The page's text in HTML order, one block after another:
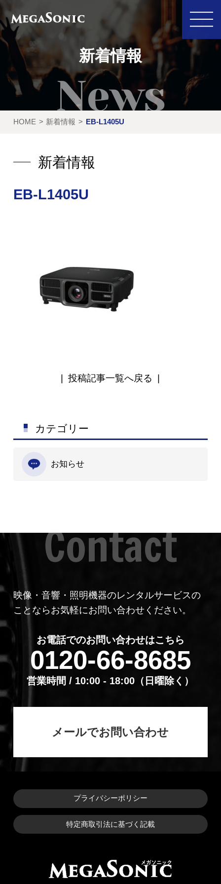
私たちにできること
イベント実績
レンタル製品
運営会社
新着情報
新着情報
HOME 新着情報 EB-L1405U
新着情報
カテゴリー
お知らせ
EB-L1405U
|投稿記事一覧へ戻る |
映像・音響・照明機器のレンタルサービスの
ことならお気軽にお問い合わせください。
お電話でのお問い合わせはこちら
0120-66-8685
営業時間 / 10:00 - 18:00（⽇曜除く）
メールでお問い合わせ
プライバシーポリシー
特定商取引法に基づく記載